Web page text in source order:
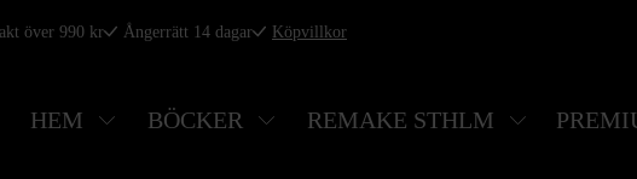
över 990 kr Ångerrätt 14 dagar Köpvillkor
HEM BÖCKER REMAKE STHLM